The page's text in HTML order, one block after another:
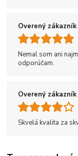
Overený zákazník
Nemal som ani
odporúčam.
Overený zákazník
Skvelá kvalita za